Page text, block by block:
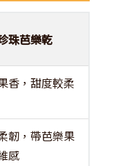
珠芭樂乾
香，甜度較柔
韌，帶芭樂果
感